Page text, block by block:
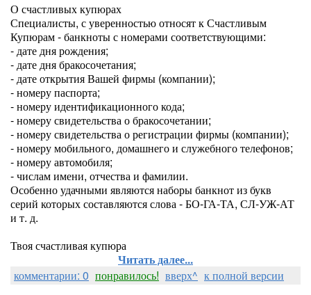
О счастливых купюрах
Специалисты, с уверенностью относят к Счастливым
Купюрам - банкноты с номерами соответствующими:
- дате дня рождения;
- дате дня бракосочетания;
- дате открытия Вашей фирмы (компании);
- номеру паспорта;
- номеру идентификационного кода;
- номеру свидетельства о бракосочетании;
- номеру свидетельства о регистрации фирмы (компании);
- номеру мобильного, домашнего и служебного телефонов;
- номеру автомобиля;
- числам имени, отчества и фамилии.
Особенно удачными являются наборы банкнот из букв
серий которых составляются слова - БО-ГА-ТА, СЛ-УЖ-АТ
и т. д.
Твоя счастливая купюра
Читать далее...
комментарии: 0 понравилось! вверх^ к полной версии